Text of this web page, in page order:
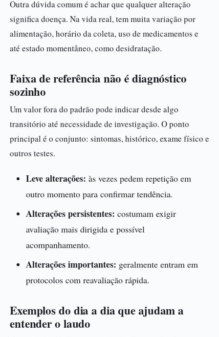
Outra dúvida comum é achar que qualquer alteração
significa doença. Na vida real, tem muita variação por
alimentação, horário da coleta, uso de medicamentos e
até estado momentâneo, como desidratação.
Faixa de referência não é diagnóstico
sozinho
Um valor fora do padrão pode indicar desde algo
transitório até necessidade de investigação. O ponto
principal é o conjunto: sintomas, histórico, exame físico e
outros testes.
Leve alterações: às vezes pedem repetição em
outro momento para confirmar tendência.
Alterações persistentes: costumam exigir
avaliação mais dirigida e possível
acompanhamento.
Alterações importantes: geralmente entram em
protocolos com reavaliação rápida.
Exemplos do dia a dia que ajudam a
entender o laudo